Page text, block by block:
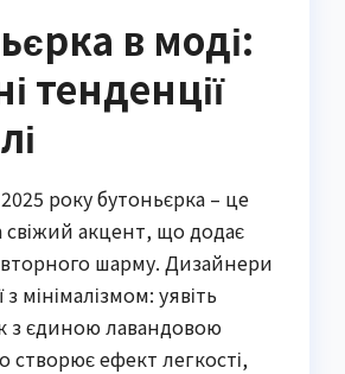
в моді:
тенденції
року бутоньєрка – це
свіжий акцент, що додає
шарму. Дизайнери
з мінімалізмом: уявіть
з єдиною лавандовою
створює ефект легкості,